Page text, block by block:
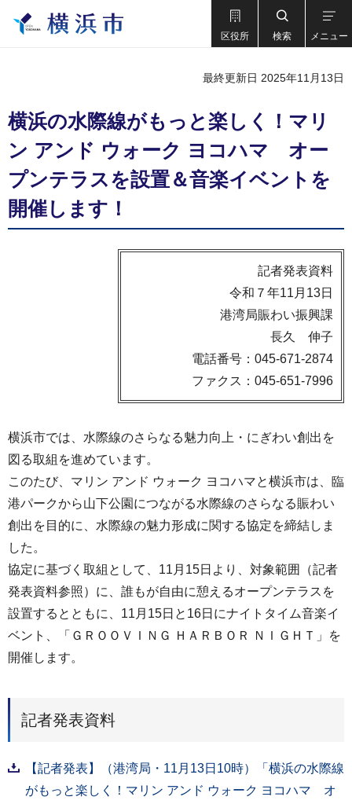
区役所 検索 メニュー
最終更新日 2025年11月13日
横浜の水際線がもっと楽しく！マリ
ン アンド ウォーク ヨコハマ オー
プンテラスを設置＆音楽イベントを
開催します！
記者発表資料
令和７年11月13日
港湾局賑わい振興課
長久 伸子
電話番号：045-671-2874
ファクス：045-651-7996
横浜市では、水際線のさらなる魅力向上・にぎわい創出を
図る取組を進めています。
このたび、マリン アンド ウォーク ヨコハマと横浜市は、臨
港パークから山下公園につながる水際線のさらなる賑わい
創出を目的に、水際線の魅力形成に関する協定を締結しま
した。
協定に基づく取組として、11月15日より、対象範囲（記者
発表資料参照）に、誰もが自由に憩えるオープンテラスを
設置するとともに、11月15日と16日にナイトタイム音楽イ
ベント、「ＧＲＯＯＶＩＮＧ ＨＡＲＢＯＲ ＮＩＧＨＴ」を
開催します。
記者発表資料
【記者発表】（港湾局・11月13日10時）「横浜の水際線
がもっと楽しく！マリン アンド ウォーク ヨコハマ オ